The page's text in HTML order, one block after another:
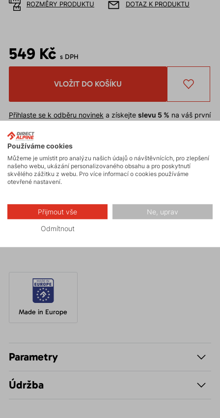
ROZMĚRY PRODUKTU DOTAZ K PRODUKTU
549 Kč s DPH
VLOŽIT DO KOŠÍKU
Přihlaste se k odběru novinek a získejte slevu 5 % na váš první
Chceteslevu 10 %
shop.
Slevu nelze uplatnitna již zlevněné zboží.
* Sleva je podmíněna schválením odběru novinek při registraci.
pleteniny s vnitřní fleeceovou vrstvou v neotřelém
Made in Europe
Parametry
Údržba
Používáme cookies
Můžeme je umístit pro analýzu našich údajů o návštěvnících, pro zlepšení
našeho webu, ukázání personalizovaného obsahu a pro poskytnutí
skvělého zážitku z webu. Pro více informací o cookies používáme
otevřené nastavení.
Přijmout vše Ne, uprav
Odmítnout